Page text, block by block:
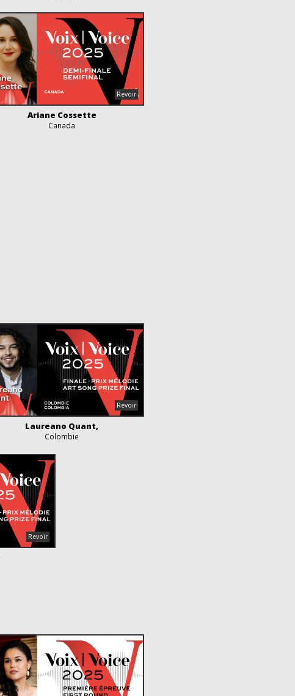
Ariane Cossette
Canada
Laureano Quant,
Colombie